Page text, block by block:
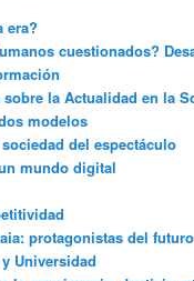
era?
cuestionados?
sobre la Actualidad en la
modelos
del espectáculo
mundo digital
protagonistas del futuro
Universidad